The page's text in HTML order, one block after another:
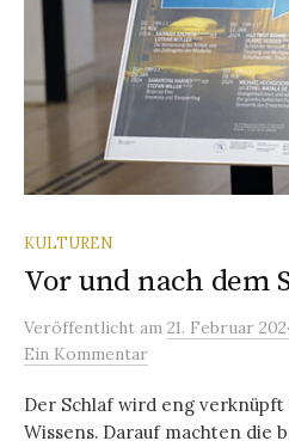
KULTUREN
Vor und nach dem
Veröffentlicht am 21. Februar
Ein Kommentar
Der Schlaf wird eng
Wissens. Darauf machten die